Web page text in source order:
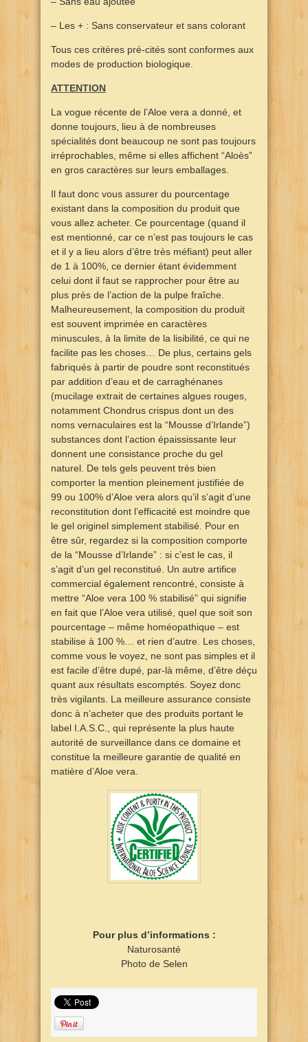
– Les + : Sans conservateur et sans colorant
Tous ces critères pré-cités sont conformes aux
modes de production biologique.
ATTENTION
La vogue récente de l’Aloe vera a donné, et
donne toujours, lieu à de nombreuses
spécialités dont beaucoup ne sont pas toujours
irréprochables, même si elles affichent “Aloès”
en gros caractères sur leurs emballages.
Il faut donc vous assurer du pourcentage
existant dans la composition du produit que
vous allez acheter. Ce pourcentage (quand il
est mentionné, car ce n’est pas toujours le cas
et il y a lieu alors d’être très méfiant) peut aller
de 1 à 100%, ce dernier étant évidemment
celui dont il faut se rapprocher pour être au
plus près de l’action de la pulpe fraîche.
Malheureusement, la composition du produit
est souvent imprimée en caractères
minuscules, à la limite de la lisibilité, ce qui ne
facilite pas les choses… De plus, certains gels
fabriqués à partir de poudre sont reconstitués
par addition d’eau et de carraghénanes
(mucilage extrait de certaines algues rouges,
notamment Chondrus crispus dont un des
noms vernaculaires est la “Mousse d’Irlande”)
substances dont l’action épaississante leur
donnent une consistance proche du gel
naturel. De tels gels peuvent très bien
comporter la mention pleinement justifiée de
99 ou 100% d’Aloe vera alors qu’il s’agit d’une
reconstitution dont l’efficacité est moindre que
le gel originel simplement stabilisé. Pour en
être sûr, regardez si la composition comporte
de la “Mousse d’Irlande” : si c’est le cas, il
s’agit d’un gel reconstitué. Un autre artifice
commercial également rencontré, consiste à
mettre “Aloe vera 100 % stabilisé” qui signifie
en fait que l’Aloe vera utilisé, quel que soit son
pourcentage – même homéopathique – est
stabilise à 100 %… et rien d’autre. Les choses,
comme vous le voyez, ne sont pas simples et il
est facile d’être dupé, par-là même, d’être déçu
quant aux résultats escomptés. Soyez donc
très vigilants. La meilleure assurance consiste
donc à n’acheter que des produits portant le
label I.A.S.C., qui représente la plus haute
autorité de surveillance dans ce domaine et
constitue la meilleure garantie de qualité en
matière d’Aloe vera.
Pour plus d’informations :
Naturosanté
Photo de Selen